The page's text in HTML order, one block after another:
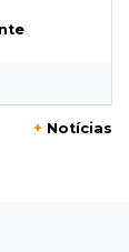
+ Notícias